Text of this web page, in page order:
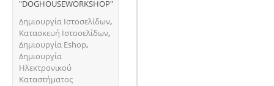
"DOGHOUSEWORKSHOP"
Δημιουργία Ιστοσελίδων,
Κατασκευή Ιστοσελίδων,
Δημιουργία Eshop,
Δημιουργία
Ηλεκτρονικού
Καταστήματος